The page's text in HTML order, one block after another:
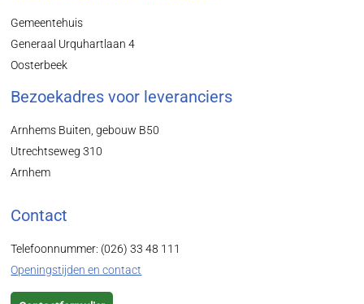
Gemeentehuis
Generaal Urquhartlaan 4
Oosterbeek
Bezoekadres voor leveranciers
Arnhems Buiten, gebouw B50
Utrechtseweg 310
Arnhem
Contact
Telefoonnummer: (026) 33 48 111
Openingstijden en contact